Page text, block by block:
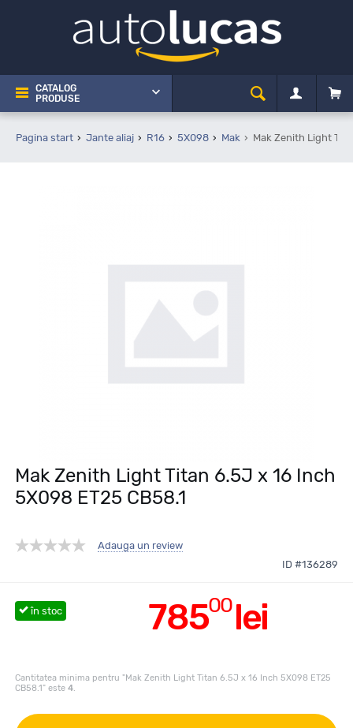
CATALOG
PRODUSE
Pagina start Jante aliaj R16 5X098 Mak Mak Zenith Light
Mak Zenith Light Titan 6.5J x 16 Inch
5X098 ET25 CB58.1
Adauga un review
ID #136289
78500lei
în stoc
Cantitatea minima pentru "Mak Zenith Light Titan 6.5J x 16 Inch 5X098 ET25
CB58.1" este 4.